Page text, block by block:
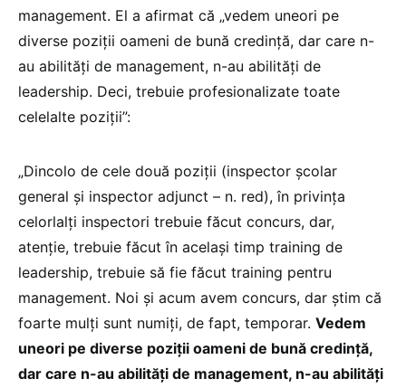
management. El a afirmat că „vedem uneori pe
diverse poziții oameni de bună credință, dar care n-
au abilități de management, n-au abilități de
leadership. Deci, trebuie profesionalizate toate
celelalte poziții”:
„Dincolo de cele două poziții (inspector școlar
general și inspector adjunct – n. red), în privința
celorlalți inspectori trebuie făcut concurs, dar,
atenție, trebuie făcut în același timp training de
leadership, trebuie să fie făcut training pentru
management. Noi și acum avem concurs, dar știm că
foarte mulți sunt numiți, de fapt, temporar. Vedem
uneori pe diverse poziții oameni de bună credință,
dar care n-au abilități de management, n-au abilități